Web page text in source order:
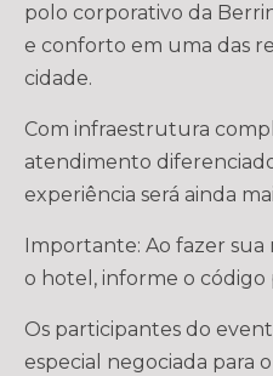
polo corporativo da
e conforto em uma das
cidade.
Com infraestrutura
atendimento
experiência será ainda
Importante: Ao fazer
o hotel, informe o código
Os participantes do
especial negociada para